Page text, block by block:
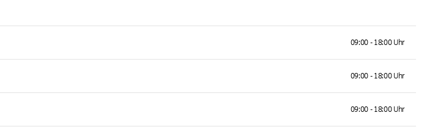
09:00 - 18:00 Uhr
09:00 - 18:00 Uhr
09:00 - 18:00 Uhr